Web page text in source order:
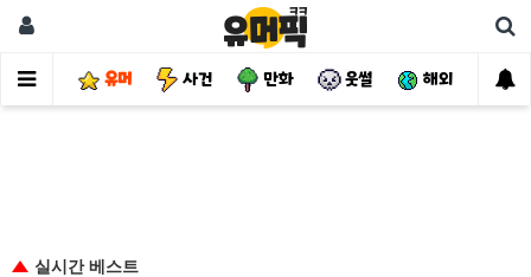
유머 사건 만화 웃썰 해외 핫
실시간 베스트